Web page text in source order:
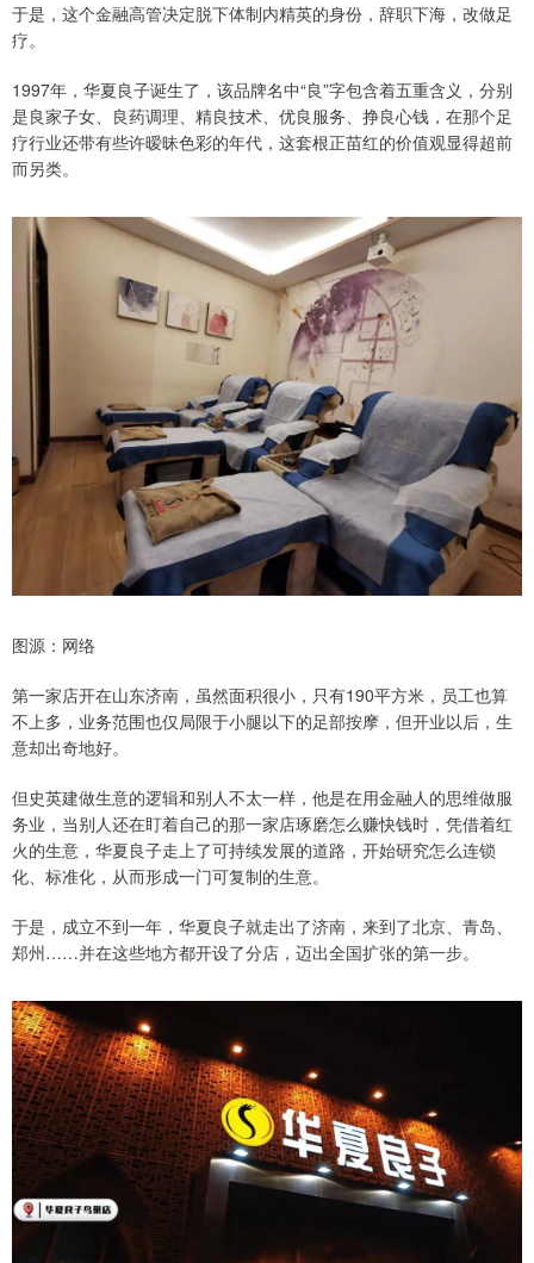
于是，这个金融高管决定脱下体制内精英的身份，辞职下海，改做足
疗。
1997年，华夏良子诞生了，该品牌名中“良”字包含着五重含义，分别
是良家子女、良药调理、精良技术、优良服务、挣良心钱，在那个足
疗行业还带有些许暧昧色彩的年代，这套根正苗红的价值观显得超前
而另类。
图源：网络
第一家店开在山东济南，虽然面积很小，只有190平方米，员工也算
不上多，业务范围也仅局限于小腿以下的足部按摩，但开业以后，生
意却出奇地好。
但史英建做生意的逻辑和别人不太一样，他是在用金融人的思维做服
务业，当别人还在盯着自己的那一家店琢磨怎么赚快钱时，凭借着红
火的生意，华夏良子走上了可持续发展的道路，开始研究怎么连锁
化、标准化，从而形成一门可复制的生意。
于是，成立不到一年，华夏良子就走出了济南，来到了北京、青岛、
郑州……并在这些地方都开设了分店，迈出全国扩张的第一步。